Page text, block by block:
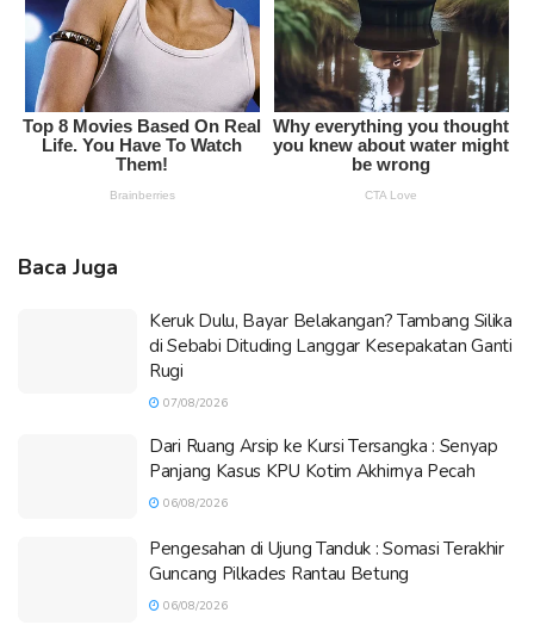
Baca Juga
Keruk Dulu, Bayar Belakangan? Tambang Silika
di Sebabi Dituding Langgar Kesepakatan Ganti
Rugi
07/08/2026
Dari Ruang Arsip ke Kursi Tersangka : Senyap
Panjang Kasus KPU Kotim Akhirnya Pecah
06/08/2026
Pengesahan di Ujung Tanduk : Somasi Terakhir
Guncang Pilkades Rantau Betung
06/08/2026